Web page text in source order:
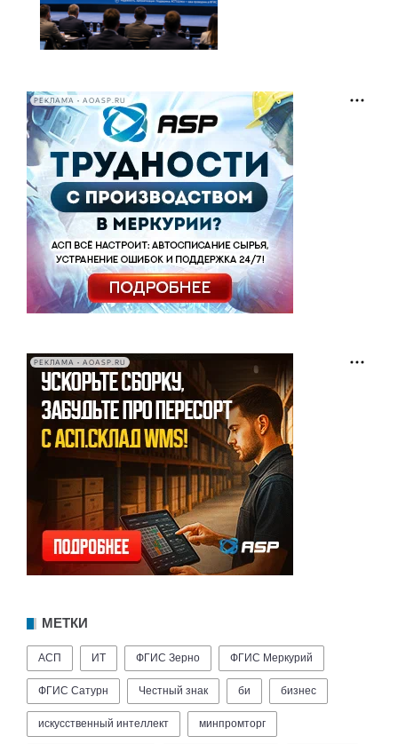
РЕКЛАМА • AOASP.RU
РЕКЛАМА • AOASP.RU
МЕТКИ
АСП ИТ ФГИС Зерно ФГИС Меркурий
ФГИС Сатурн Честный знак би бизнес
искусственный интеллект минпромторг